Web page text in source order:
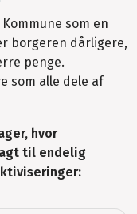
som en
borgeren dårligere,
penge.
som alle dele af
hvor
til endelig